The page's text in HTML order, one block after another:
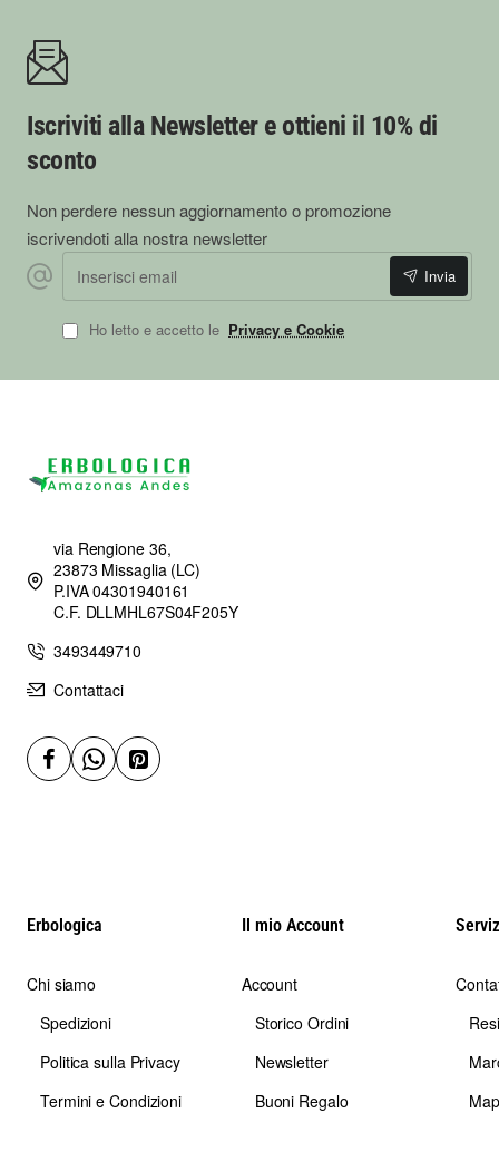
Iscriviti alla Newsletter e ottieni il 10% di
sconto
Non perdere nessun aggiornamento o promozione
iscrivendoti alla nostra newsletter
Inserisci email
Invia
Ho letto e accetto le Privacy e Cookie
via Rengione 36,
23873 Missaglia (LC)
P.IVA 04301940161
C.F. DLLMHL67S04F205Y
3493449710
Contattaci
Erbologica
Chi siamo
Spedizioni
Politica sulla Privacy
Termini e Condizioni
Il mio Account
Account
Storico Ordini
Newsletter
Buoni Regalo